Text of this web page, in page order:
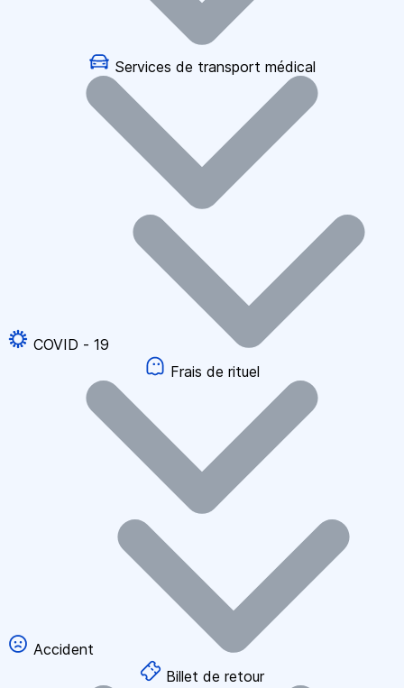
Services de transport médical
COVID - 19
Frais de rituel
Accident
Billet de retour